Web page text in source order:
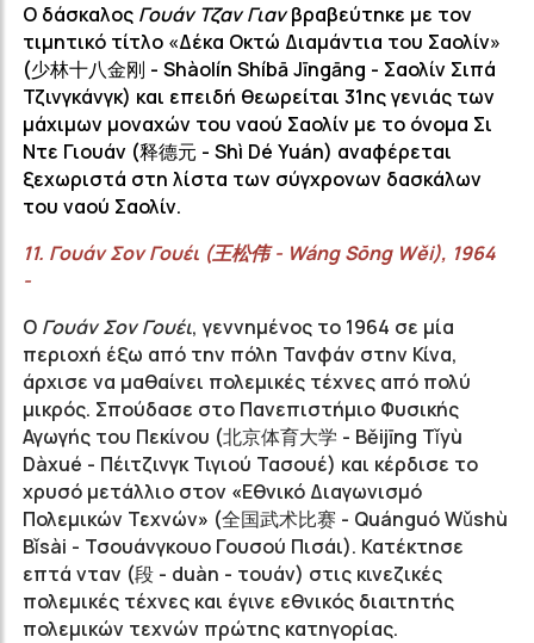
Ο δάσκαλος Γουάν ΤζανΓιανβραβεύτηκε με τον
τιμητικό τίτλο «Δέκα Οκτώ Διαμάντια του Σαολίν»
(少林十八金刚 - Shàolín Shíbā Jīngāng - Σαολίν Σιπά
Τζινγκάνγκ) και επειδή θεωρείται 31ης γενιάς των
μάχιμων μοναχών του ναού Σαολίν με το όνομα Σι
Ντε Γιουάν (释德元 - Shì Dé Yuán) αναφέρεται
ξεχωριστά στη λίστα των σύγχρονων δασκάλων
του ναού Σαολίν.
11. ΓουάνΣον Γουέι (王松伟- Wáng Sōng Wěi), 1964
-
Ο Γουάν Σον Γουέι, γεννημένος το 1964 σε μία
περιοχή έξω από την πόλη Τανφάν στην Κίνα,
άρχισε να μαθαίνει πολεμικές τέχνες από πολύ
μικρός. Σπούδασε στο Πανεπιστήμιο Φυσικής
Αγωγής του Πεκίνου (北京体育大学 - Běijīng Tǐyù
Dàxué - Πέιτζινγκ Τιγιού Τασουέ) και κέρδισε το
χρυσό μετάλλιο στον «Εθνικό Διαγωνισμό
Πολεμικών Τεχνών» (全国武术比赛 - Quánguó Wǔshù
Bǐsài - Τσουάνγκουο Γουσού Πισάι). Κατέκτησε
επτά νταν (段 - duàn - τουάν) στις κινεζικές
πολεμικές τέχνες και έγινε εθνικός διαιτητής
πολεμικών τεχνών πρώτης κατηγορίας.